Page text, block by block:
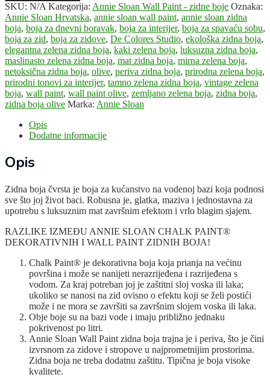
SKU: N/A Kategorija: Annie Sloan Wall Paint - zidne boje Oznaka:
Annie Sloan Hrvatska, annie sloan wall paint, annie sloan zidna
boja, boja za dnevni boravak, boja za interijer, boja za spavaću sobu,
boja za zid, boja za zidove, De Colores Studio, ekološka zidna boja,
elegantna zelena zidna boja, kaki zelena boja, luksuzna zidna boja,
maslinasto zelena zidna boja, mat zidna boja, mirna zelena boja,
netoksična zidna boja, olive, periva zidna boja, prirodna zelena boja,
prirodni tonovi za interijer, tamno zelena zidna boja, vintage zelena
boja, wall paint, wall paint olive, zemljano zelena boja, zidna boja,
zidna boja olive Marka: Annie Sloan
Opis
Dodatne informacije
Opis
Zidna boja čvrsta je boja za kućanstvo na vodenoj bazi koja podnosi
sve što joj život baci. Robusna je, glatka, maziva i jednostavna za
upotrebu s luksuznim mat završnim efektom i vrlo blagim sjajem.
RAZLIKE IZMEĐU ANNIE SLOAN CHALK PAINT®
DEKORATIVNIH I WALL PAINT ZIDNIH BOJA!
Chalk Paint® je dekorativna boja koja prianja na većinu
površina i može se nanijeti nerazrijeđena i razrijeđena s
vodom. Za kraj potreban joj je zaštitni sloj voska ili laka;
ukoliko se nanosi na zid ovisno o efektu koji se želi postići
može i ne mora se završiti sa završnim slojem voska ili laka.
Obje boje su na bazi vode i imaju približno jednaku
pokrivenost po litri.
Annie Sloan Wall Paint zidna boja trajna je i periva, što je čini
izvrsnom za zidove i stropove u najprometnijim prostorima.
Zidna boja ne treba dodatnu zaštitu. Tipična je boja visoke
kvalitete.